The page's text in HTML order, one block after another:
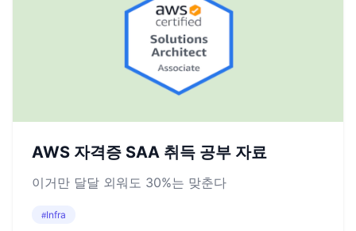
AWS 자격증 SAA 취득 공부 자료
이거만 달달 외워도 30%는 맞춘다
#Infra